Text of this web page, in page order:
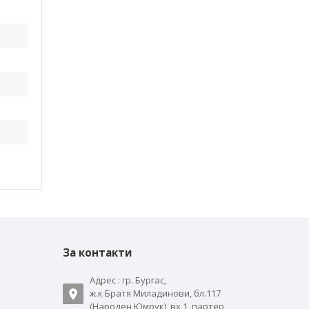
За контакти
Адрес : гр. Бургас,
ж.к Братя Миладинови, бл.117
(Народен Юмрук), вх.1, партер